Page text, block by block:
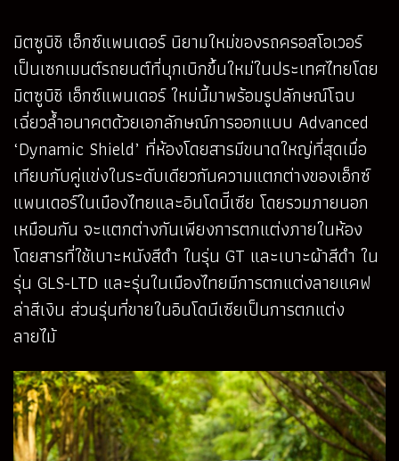
มิตซูบิชิ เอ็กซ์แพนเดอร์ นิยามใหม่ของรถครอสโอเวอร์
เป็นเซกเมนต์รถยนต์ที่บุกเบิกขึ้นใหม่ในประเทศไทยโดย
มิตซูบิชิ เอ็กซ์แพนเดอร์ ใหม่นี้มาพร้อมรูปลักษณ์โฉบ
เฉี่ยวล้ำอนาคตด้วยเอกลักษณ์การออกแบบ Advanced
‘Dynamic Shield’ ที่ห้องโดยสารมีขนาดใหญ่ที่สุดเมื่อ
เทียบกับคู่แข่งในระดับเดียวกันความแตกต่างของเอ็กซ์
แพนเดอร์ในเมืองไทยและอินโดนีีเซีย โดยรวมภายนอก
เหมือนกัน จะแตกต่างกันเพียงการตกแต่งภายในห้อง
โดยสารที่ใช้เบาะหนังสีดำ ในรุ่น GT และเบาะผ้าสีดำ ใน
รุ่น GLS-LTD และรุ่นในเมืองไทยมีการตกแต่งลายแคฟ
ล่าสีเงิน ส่วนรุ่นที่ขายในอินโดนีเซียเป็นการตกแต่ง
ลายไม้